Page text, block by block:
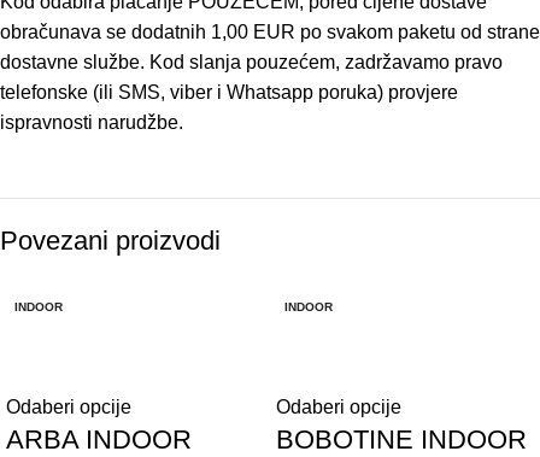
obračunava se dodatnih 1,00 EUR po svakom paketu od strane
dostavne službe. Kod slanja pouzećem, zadržavamo pravo
telefonske (ili SMS, viber i Whatsapp poruka) provjere
ispravnosti narudžbe.
Povezani proizvodi
INDOOR
Odaberi opcije
ARBA INDOOR
INDOOR
Odaberi opcije
BOBOTINE INDOOR